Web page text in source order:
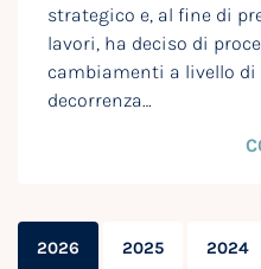
strategico e, al fine di
lavori, ha deciso di
cambiamenti a livello di
decorrenza…
2026 2025 2024